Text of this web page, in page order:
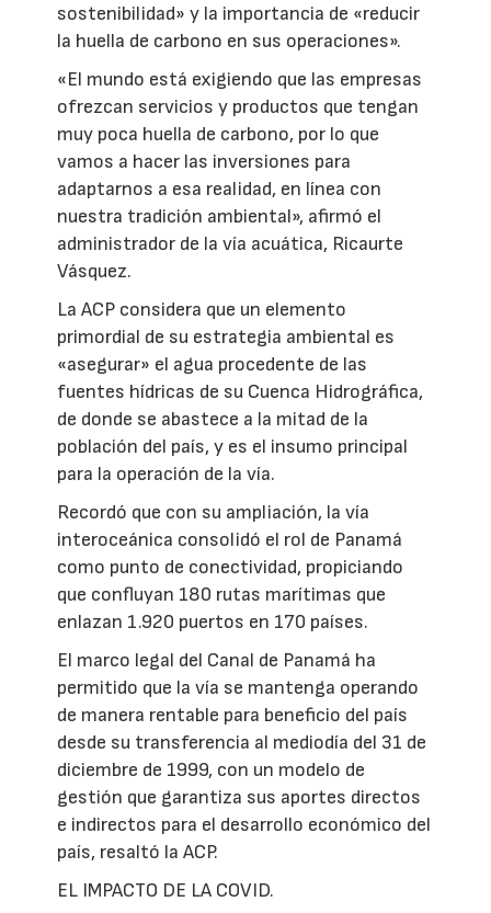
sostenibilidad» y la importancia de «reducir
la huella de carbono en sus operaciones».
«El mundo está exigiendo que las empresas
ofrezcan servicios y productos que tengan
muy poca huella de carbono, por lo que
vamos a hacer las inversiones para
adaptarnos a esa realidad, en línea con
nuestra tradición ambiental», afirmó el
administrador de la vía acuática, Ricaurte
Vásquez.
La ACP considera que un elemento
primordial de su estrategia ambiental es
«asegurar» el agua procedente de las
fuentes hídricas de su Cuenca Hidrográfica,
de donde se abastece a la mitad de la
población del país, y es el insumo principal
para la operación de la vía.
Recordó que con su ampliación, la vía
interoceánica consolidó el rol de Panamá
como punto de conectividad, propiciando
que confluyan 180 rutas marítimas que
enlazan 1.920 puertos en 170 países.
El marco legal del Canal de Panamá ha
permitido que la vía se mantenga operando
de manera rentable para beneficio del país
desde su transferencia al mediodía del 31 de
diciembre de 1999, con un modelo de
gestión que garantiza sus aportes directos
e indirectos para el desarrollo económico del
país, resaltó la ACP.
EL IMPACTO DE LA COVID.